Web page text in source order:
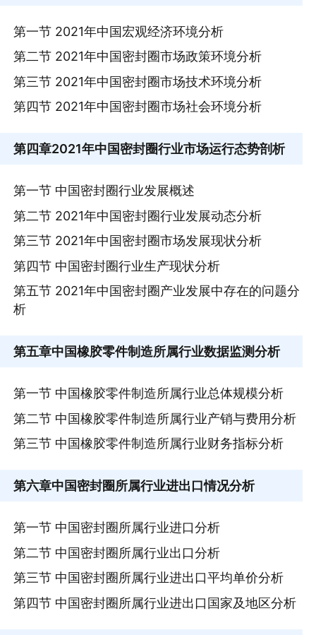
第一节 2021年中国宏观经济环境分析
第二节 2021年中国密封圈市场政策环境分析
第三节 2021年中国密封圈市场技术环境分析
第四节 2021年中国密封圈市场社会环境分析
第四章2021年中国密封圈行业市场运行态势剖析
第一节 中国密封圈行业发展概述
第二节 2021年中国密封圈行业发展动态分析
第三节 2021年中国密封圈市场发展现状分析
第四节 中国密封圈行业生产现状分析
第五节 2021年中国密封圈产业发展中存在的问题分
析
第五章中国橡胶零件制造所属行业数据监测分析
第一节 中国橡胶零件制造所属行业总体规模分析
第二节 中国橡胶零件制造所属行业产销与费用分析
第三节 中国橡胶零件制造所属行业财务指标分析
第六章中国密封圈所属行业进出口情况分析
第一节 中国密封圈所属行业进口分析
第二节 中国密封圈所属行业出口分析
第三节 中国密封圈所属行业进出口平均单价分析
第四节 中国密封圈所属行业进出口国家及地区分析